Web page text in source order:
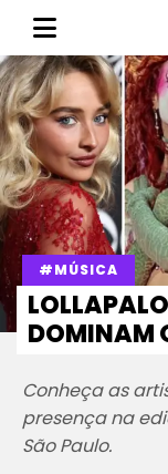
#MÚSICA
DOMINAM
Conheça as
presença na
São Paulo.